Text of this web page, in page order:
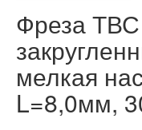
Фреза ТВС
мелкая
L=8,0мм,